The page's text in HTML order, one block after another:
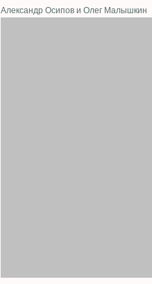
Александр Осипов и Олег Малышкин